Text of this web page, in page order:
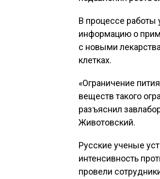
В процессе работы
информацию о
с новыми
клетках.
«Ограничение
веществ такого
разъяснил
Животовский.
Русские ученые
интенсивность
провели